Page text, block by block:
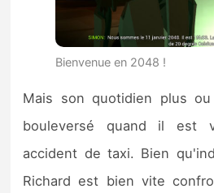
Bienvenue en 2048 !
Mais son quotidien plus
bouleversé quand il est
accident de taxi. Bien
Richard est bien vite